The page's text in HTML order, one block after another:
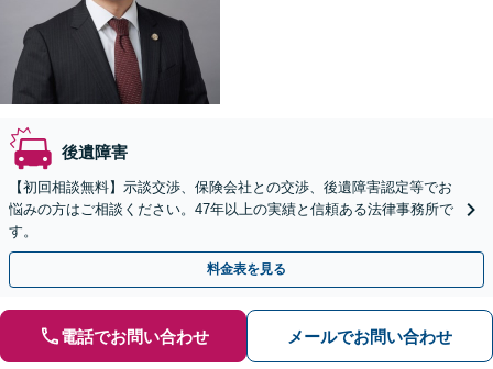
後遺障害
【初回相談無料】示談交渉、保険会社との交渉、後遺障害認定等でお
悩みの方はご相談ください。47年以上の実績と信頼ある法律事務所で
す。
料金表を見る
電話でお問い合わせ メールでお問い合わせ